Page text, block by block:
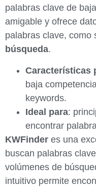
palabras clave de
amigable y ofrece
palabras clave, como
búsqueda.
Características
baja
keywords.
Ideal para:
encontrar
KWFinder es una
buscan palabras
volúmenes de
intuitivo permite